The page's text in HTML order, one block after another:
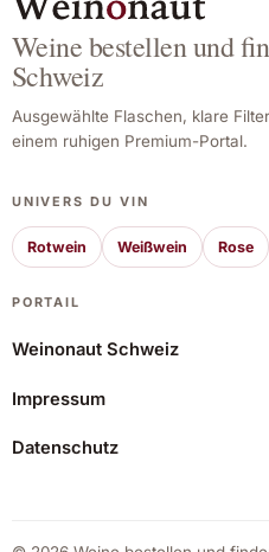
61,30 CHF
Weine bestellen und
Schweiz
Ausgewählte Flaschen, klare
einem ruhigen Premium-Portal.
UNIVERS DU VIN
Rotwein Weißwein Rose
PORTAIL
Weinonaut Schweiz
Impressum
Datenschutz